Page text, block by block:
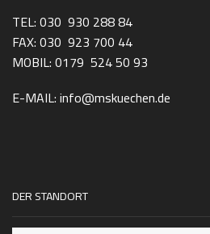
TEL: 030 930 288 84
FAX: 030 923 700 44
MOBIL: 0179 524 50 93
E-MAIL: info@mskuechen.de
DER STANDORT